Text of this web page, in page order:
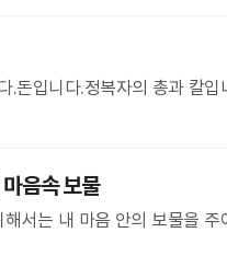
돈입니다.정복자의 총과 칼
음속 보물
서는 내 마음 안의 보물을